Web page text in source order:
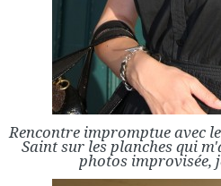
Rencontre impromptue avec
Saint sur les planches qui
photos improvisée,